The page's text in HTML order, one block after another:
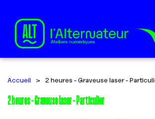
Accueil > 2 heures - Graveuse laser -
2 heures - Graveuse laser - Particulier